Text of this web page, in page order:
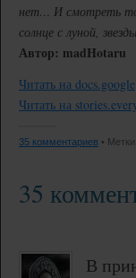
нет… И смотреть
солнце с луной,
Автор: madHotaru
Читать на docs.google
Читать на
35 комментариев • Метки:
35
В